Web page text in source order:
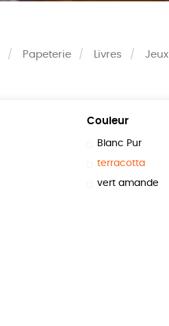
Papeterie Livres Jeux
Couleur
Blanc Pur
terracotta
vert amande